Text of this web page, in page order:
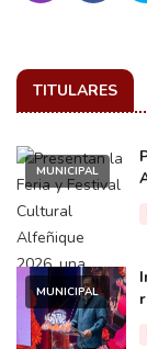
TITULARES
MUNICIPAL
MUNICIPAL